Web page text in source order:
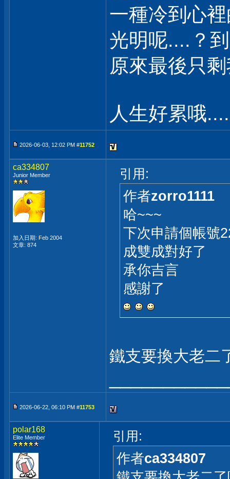
一種冷到心
光明呢....？
原來最後只
人生好累哦
2026-06-03, 12:02 PM #11752
ca334807
Junior Member
加入日期: Feb 2004
文章: 874
引用:
作者zorro1111
哈~~~
下次申請個帳號
成雙成對好了
承你吉言
感謝了
鐵支要換大老二
2026-06-22, 06:10 PM #11753
polar168
Elite Member 引用:
作者ca334807